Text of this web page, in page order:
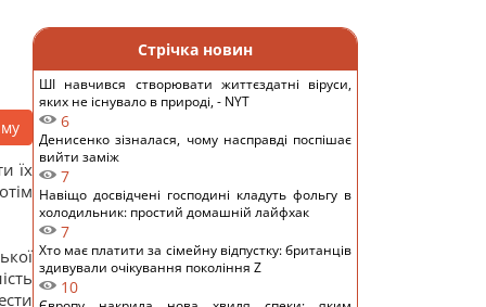
їх
Стрічка новин
ШІ навчився створювати життєздатні віруси,
яких не існувало в природі, - NYT
6
Денисенко зізналася, чому насправді поспішає
вийти заміж
7
Навіщо досвідчені господині кладуть фольгу в
холодильник: простий домашній лайфхак
7
Хто має платити за сімейну відпустку: британців
здивували очікування покоління Z
10